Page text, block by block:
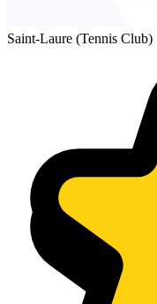
Saint-Laure (Tennis Club)